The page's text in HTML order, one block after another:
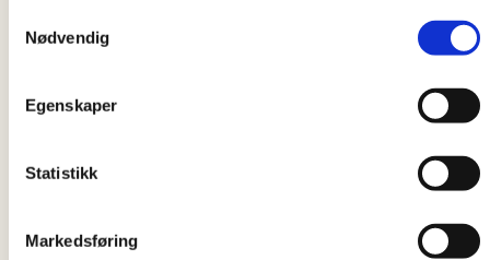
Nødvendig
Egenskaper
Statistikk
Markedsføring
Pomaganie innym to pomaganie sobie